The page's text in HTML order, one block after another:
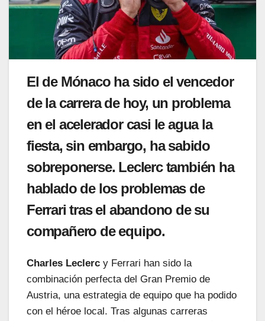
El de Mónaco ha sido el vencedor
de la carrera de hoy, un problema
en el acelerador casi le agua la
fiesta, sin embargo, ha sabido
sobreponerse. Leclerc también ha
hablado de los problemas de
Ferrari tras el abandono de su
compañero de equipo.
Charles Leclerc y Ferrari han sido la
combinación perfecta del Gran Premio de
Austria, una estrategia de equipo que ha podido
con el héroe local. Tras algunas carreras